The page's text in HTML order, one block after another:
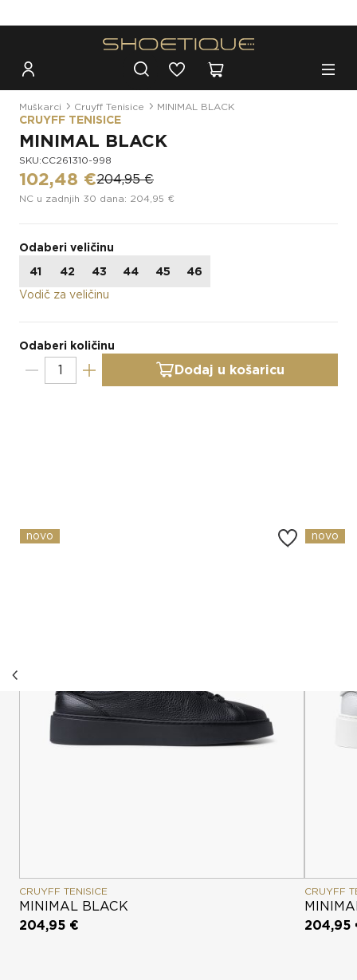
Muškarci Cruyff Tenisice MINIMAL BLACK
CRUYFF TENISICE
MINIMAL BLACK
SKU:CC261310-998
102,48 €204,95 €
NC u zadnjih 30 dana: 204,95 €
Odaberi veličinu
41
42 43 44 45
46
Vodič za veličinu
Odaberi količinu
Dodaj u košaricu
novo
CRUYFF TENISICE
MINIMAL BLACK
204,95 €
novo
CRUYFF
204,95